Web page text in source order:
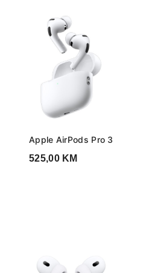
Apple AirPods Pro 3
525,00 KM